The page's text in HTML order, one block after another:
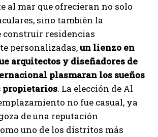
al mar que ofrecieran no solo
sino también la
construir residencias
personalizadas,un lienzo en
arquitectos y diseñadores de
plasmaran los sueños
propietarios. La elección de Al
no fue casual, ya
de una reputación
uno de los distritos más